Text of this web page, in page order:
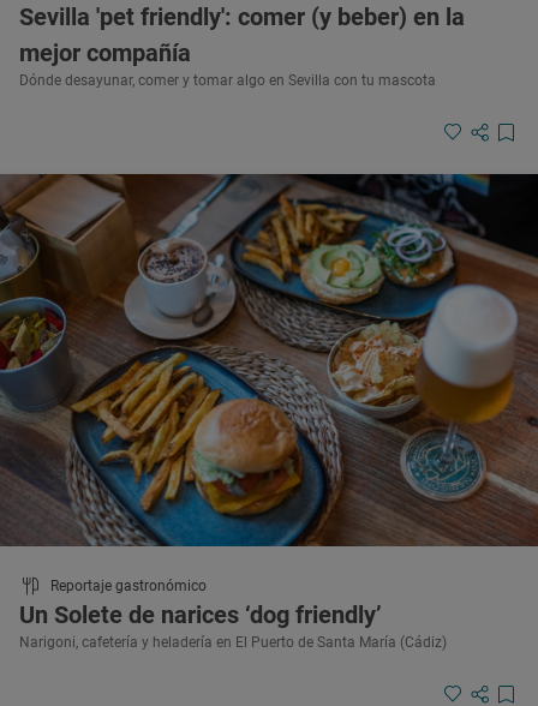
Sevilla 'pet friendly': comer (y beber) en la
mejor compañía
Dónde desayunar, comer y tomar algo en Sevilla con tu mascota
Reportaje gastronómico
Un Solete de narices ‘dog friendly’
Narigoni, cafetería y heladería en El Puerto de Santa María (Cádiz)